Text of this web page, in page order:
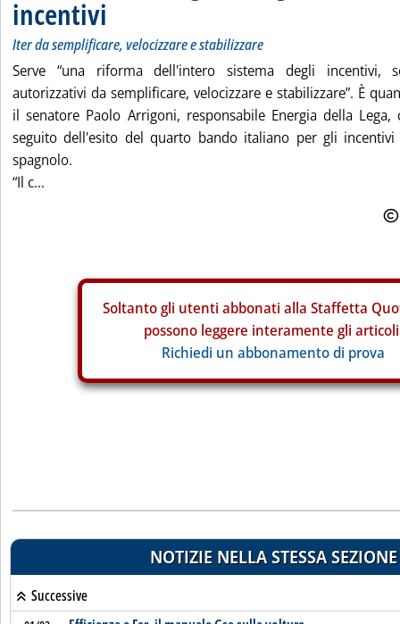
incentivi
Iter da semplificare, velocizzare e stabilizzare
Serve “una riforma dell'intero sistema degli incentivi,
autorizzativi da semplificare, velocizzare e stabilizzare”. È
il senatore Paolo Arrigoni, responsabile Energia della
seguito dell'esito del quarto bando italiano per gli
spagnolo.
“Il c...
Soltanto gli utenti abbonati alla Staffetta
possono leggere interamente gli
Richiedi un abbonamento di prova
NOTIZIE NELLA STESSA SEZIONE
Successive